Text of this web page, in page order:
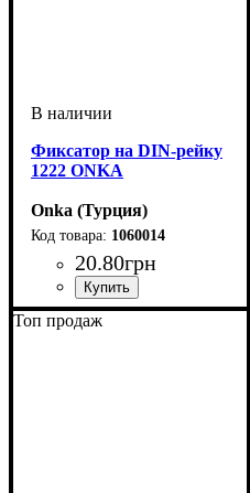
Фиксатор на DIN-рейку
1222 ONKA
Onka (Турция)
1060014
20.80грн
Устройство: аксессуар
Серия: MRK
Топ продаж